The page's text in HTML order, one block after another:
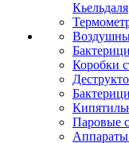
Кьельдаля
Коробки
Паровые